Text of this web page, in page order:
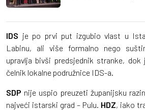
IDS je po prvi put izgubio vlast u
Labinu, ali više formalno nego
upravlja bivši predsjednik stranke,
čelnik lokalne podružnice IDS-a.
SDP nije uspio preuzeti županijsku
najveći istarski grad – Pulu. HDZ, iako